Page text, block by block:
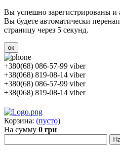
Вы успешно зарегистрированы и
Вы будете автоматически
страницу через 5 секунд.
ок
+380(68) 086-57-99 viber
+38(068) 819-08-14 viber
+380(68) 086-57-99 viber
+38(068) 819-08-14 viber
Корзина: (пусто)
На сумму 0 грн